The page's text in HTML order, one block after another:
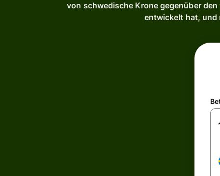
von schwedische Krone gegenüber
entwickelt hat, und